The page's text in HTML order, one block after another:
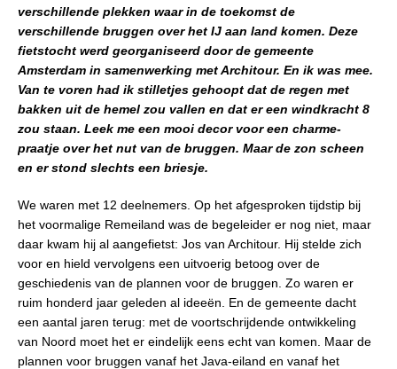
verschillende plekken waar in de toekomst de
verschillende bruggen over het IJ aan land komen. Deze
fietstocht werd georganiseerd door de gemeente
Amsterdam in samenwerking met Architour. En ik was mee.
Van te voren had ik stilletjes gehoopt dat de regen met
bakken uit de hemel zou vallen en dat er een windkracht 8
zou staan. Leek me een mooi decor voor een charme-
praatje over het nut van de bruggen. Maar de zon scheen
en er stond slechts een briesje.
We waren met 12 deelnemers. Op het afgesproken tijdstip bij
het voormalige Remeiland was de begeleider er nog niet, maar
daar kwam hij al aangefietst: Jos van Architour. Hij stelde zich
voor en hield vervolgens een uitvoerig betoog over de
geschiedenis van de plannen voor de bruggen. Zo waren er
ruim honderd jaar geleden al ideeën. En de gemeente dacht
een aantal jaren terug: met de voortschrijdende ontwikkeling
van Noord moet het er eindelijk eens echt van komen. Maar de
plannen voor bruggen vanaf het Java-eiland en vanaf het